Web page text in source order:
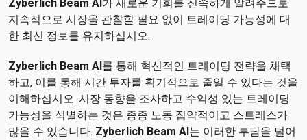
Zyberlich Beam AI가 새로운 기회를 신속하게 알려주므로
지속적으로 시장을 관찰할 필요 없이 트레이딩 가능성에 대
한 최신 정보를 유지하십시오.
Zyberlich Beam AI를 통해 혁신적인 트레이딩 전략을 채택
하고, 이를 통해 시간 투자를 획기적으로 줄일 수 있다는 것을
이해하십시오. 시장 동향을 조사하고 수익성 있는 트레이딩
가능성을 식별하는 것은 종종 노동 집약적이고 스트레스가
많을 수 있습니다. Zyberlich Beam AI는 이러한 부담을 덜어